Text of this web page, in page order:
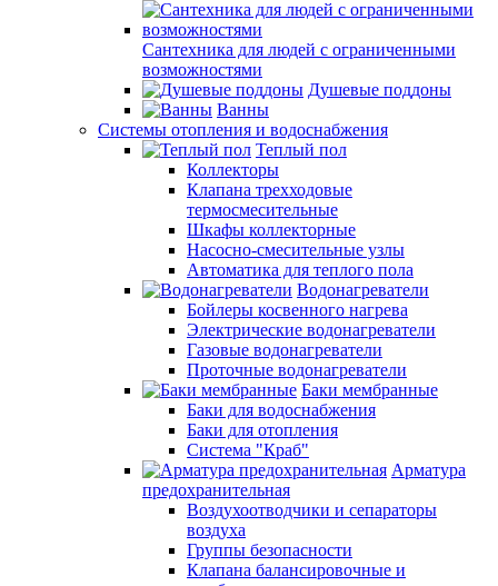
Сантехника для людей с ограниченными
возможностями
Душевые поддоны
Ванны
Системы отопления и водоснабжения
Теплый пол
Коллекторы
Клапана трехходовые
термосмесительные
Шкафы коллекторные
Насосно-смесительные узлы
Автоматика для теплого пола
Водонагреватели
Бойлеры косвенного нагрева
Электрические водонагреватели
Газовые водонагреватели
Проточные водонагреватели
Баки мембранные
Баки для водоснабжения
Баки для отопления
Система "Краб"
Арматура
предохранительная
Воздухоотводчики и сепараторы
воздуха
Группы безопасности
Клапана балансировочные и